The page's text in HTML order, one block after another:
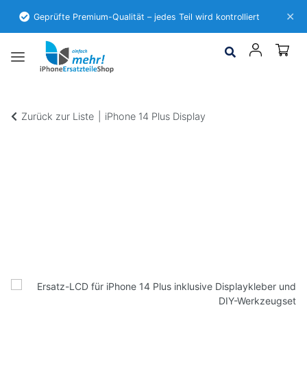
Geprüfte Premium-Qualität – jedes Teil wird kontrolliert ✕
Zurück zur Liste iPhone 14 Plus Display